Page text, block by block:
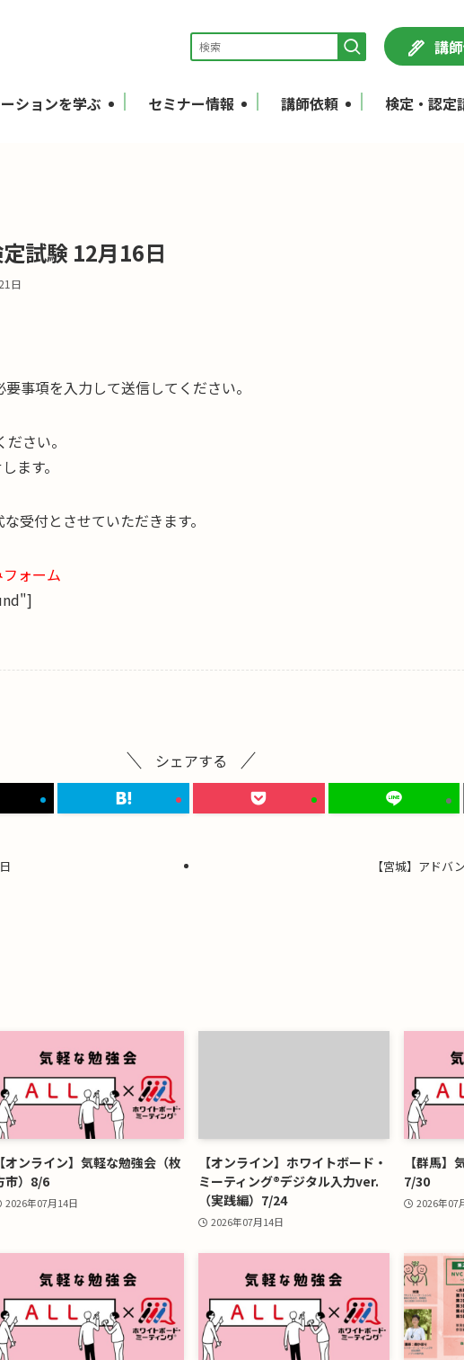
講
ションを学ぶ セミナー情報 講師依頼 検定・認定
試験 12月16日
日
事項を入力して送信してください。
さい。
ます。
受付とさせていただきます。
ォーム
シェアする
【宮城】アドバ
【オンライン】気軽な勉強会（枚
市）8/6
2026年07月14日
【オンライン】ホワイトボード・
ミーティング®デジタル入力ver.
（実践編）7/24
2026年07月14日
【群馬】
7/30
2026年07